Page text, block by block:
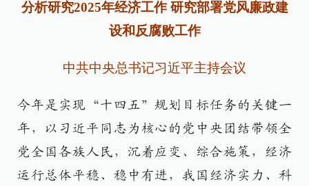
分析研究2025年经济工作 研究部署党风廉政建
设和反腐败工作
中共中央总书记习近平主持会议
今年是实现“十四五”规划目标任务的关键一
年，以习近平同志为核心的党中央团结带领全
党全国各族人民，沉着应变、综合施策，经济
运行总体平稳、稳中有进，我国经济实力、科